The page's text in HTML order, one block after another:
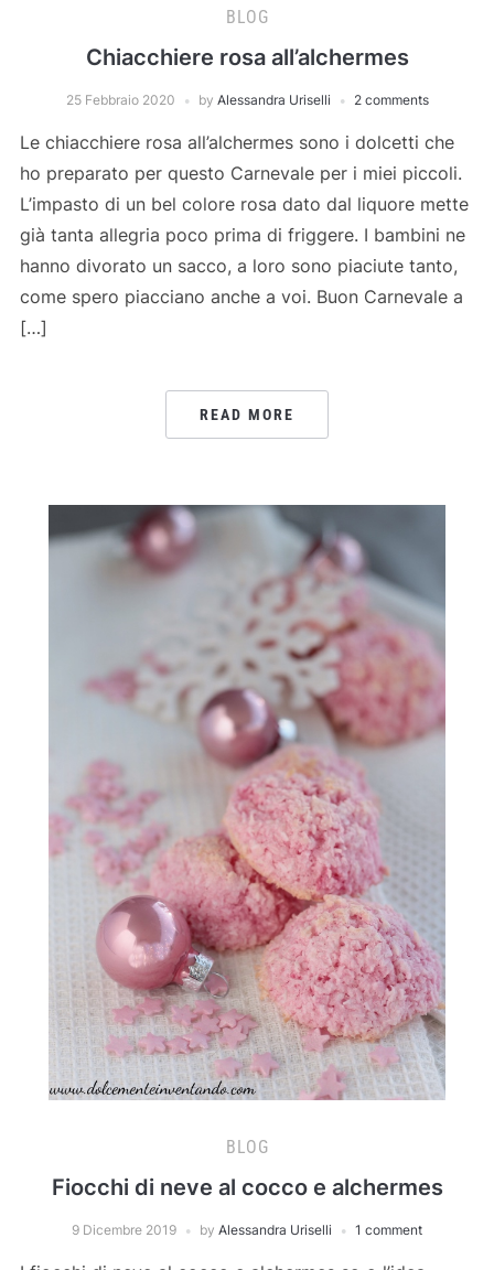
BLOG
Chiacchiere rosa all’alchermes
25 Febbraio 2020 by Alessandra Uriselli 2 comments
Le chiacchiere rosa all’alchermes sono i dolcetti che
ho preparato per questo Carnevale per i miei piccoli.
L’impasto di un bel colore rosa dato dal liquore mette
già tanta allegria poco prima di friggere. I bambini ne
hanno divorato un sacco, a loro sono piaciute tanto,
come spero piacciano anche a voi. Buon Carnevale a
[…]
READ MORE
BLOG
Fiocchi di neve al cocco e alchermes
9 Dicembre 2019 by Alessandra Uriselli 1 comment